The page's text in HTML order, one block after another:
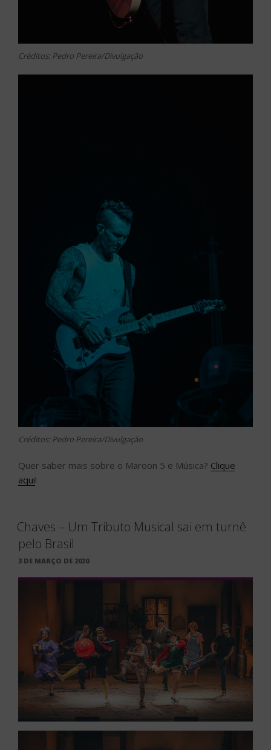
Créditos: Pedro Pereira/Divulgação
Créditos: Pedro Pereira/Divulgação
Quer saber mais sobre o Maroon 5 e Música? Clique
aqui!
Chaves – Um Tributo Musical sai em turnê
pelo Brasil
PUBLICADO
3 DE MARÇO DE 2020